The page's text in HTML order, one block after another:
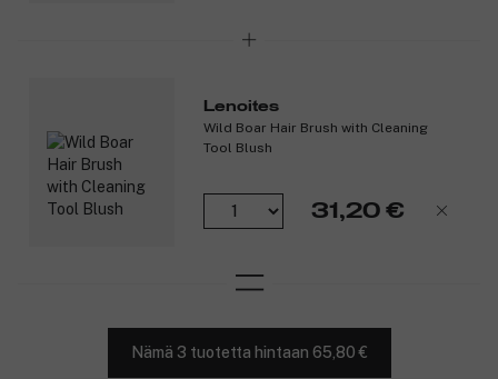
Lenoites
Wild Boar Hair Brush with Cleaning
Tool Blush
31,20 €
Nämä 3 tuotetta hintaan 65,80 €